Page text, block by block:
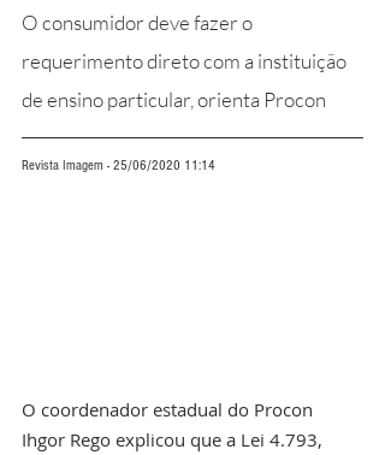
O consumidor deve fazer o
requerimento direto com a instituição
de ensino particular, orienta Procon
Revista Imagem - 25/06/2020 11:14
O coordenador estadual do Procon
Ihgor Rego explicou que a Lei 4.793,